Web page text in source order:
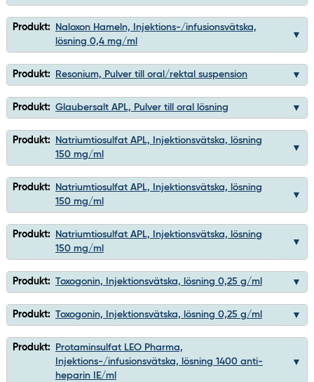
Produkt:
Naloxon Hameln, Injektions-/infusionsvätska,
lösning 0,4 mg/ml
Produkt: Resonium, Pulver till oral/rektal suspension
Produkt: Glaubersalt APL, Pulver till oral lösning
Produkt:
Natriumtiosulfat APL, Injektionsvätska, lösning
150 mg/ml
Produkt:
Natriumtiosulfat APL, Injektionsvätska, lösning
150 mg/ml
Produkt:
Natriumtiosulfat APL, Injektionsvätska, lösning
150 mg/ml
Produkt: Toxogonin, Injektionsvätska, lösning 0,25 g/ml
Produkt: Toxogonin, Injektionsvätska, lösning 0,25 g/ml
Produkt:
Protaminsulfat LEO Pharma,
Injektions-/infusionsvätska, lösning 1400 anti-
heparin IE/ml